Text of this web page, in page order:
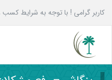
کاربر گرامی ! با توجه به شرایط
به همه عزیزان تا پایان شهریور با 20 درصد تخفیف انجام می شود.